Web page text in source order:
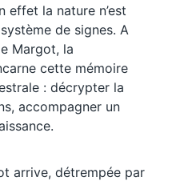
effet la nature n’est
de signes. A
Margot, la
cette mémoire
: décrypter la
accompagner un
arrive, détrempée par